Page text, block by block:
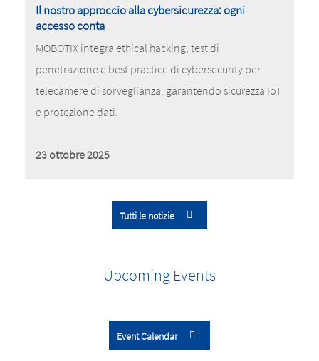
Il nostro approccio alla cybersicurezza: ogni
accesso conta
MOBOTIX integra ethical hacking, test di
penetrazione e best practice di cybersecurity per
telecamere di sorveglianza, garantendo sicurezza IoT
e protezione dati.
23 ottobre 2025
Tutti le notizie
Upcoming Events
Event Calendar